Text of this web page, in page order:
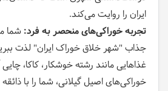
ایران را روایت می‌کند.
تجربه خوراکی‌های منحصر به فرد: شما
جذاب "شهر خلاق خوراک ایران" لذت
غذاهایی مانند رشته خوشکار، کاکا، چایی
خوراکی‌های اصیل گیلانی، شما را با